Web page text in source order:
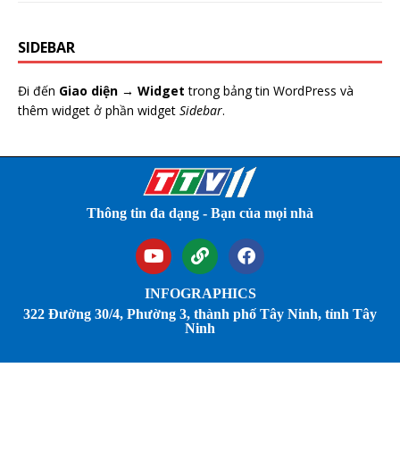
SIDEBAR
Đi đến Giao diện → Widget trong bảng tin WordPress và
thêm widget ở phần widget Sidebar.
Thông tin đa dạng - Bạn của mọi nhà
INFOGRAPHICS
322 Đường 30/4, Phường 3, thành phố Tây Ninh, tỉnh Tây
Ninh